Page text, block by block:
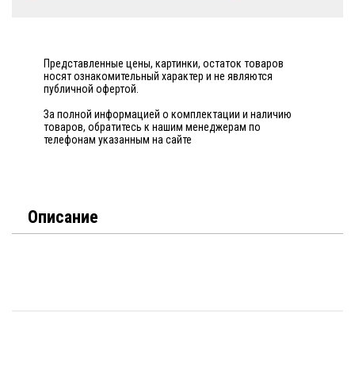
Представленные цены, картинки, остаток товаров
носят ознакомительный характер и не являются
публичной офертой.
За полной информацией о комплектации и наличию
товаров, обратитесь к нашим менеджерам по
телефонам указанным на сайте
Описание